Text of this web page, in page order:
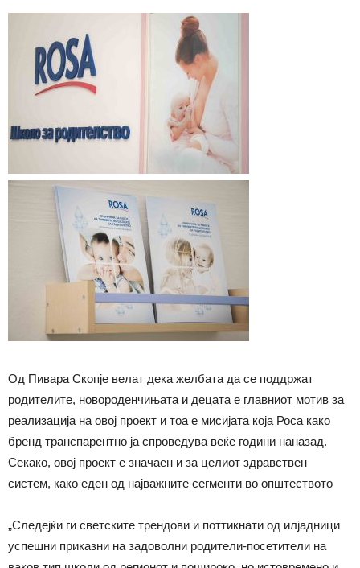
Од Пивара Скопје велат дека желбата да се поддржат
родителите, новороденчињата и децата е главниот мотив за
реализација на овој проект и тоа е мисијата која Роса како
бренд транспарентно ја спроведува веќе години наназад.
Секако, овој проект е значаен и за целиот здравствен
систем, како еден од најважните сегменти во општеството
„Следејќи ги светските трендови и поттикнати од илјадници
успешни приказни на задоволни родители-посетители на